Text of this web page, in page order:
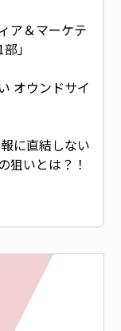
ア＆マーケテ
」
オウンドサイ
に直結しない
狙いとは？！